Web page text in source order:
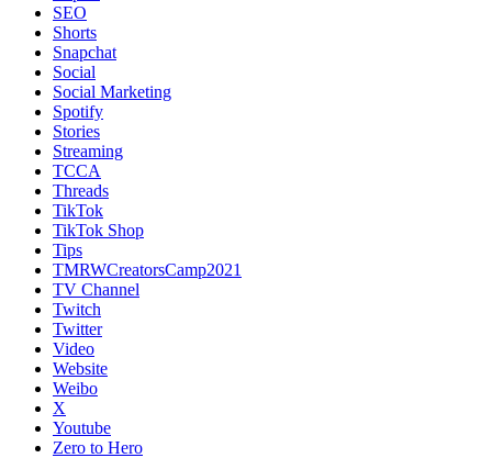
SEO
Shorts
Snapchat
Social
Social Marketing
Spotify
Stories
Streaming
TCCA
Threads
TikTok
TikTok Shop
Tips
TMRWCreatorsCamp2021
TV Channel
Twitch
Twitter
Video
Website
Weibo
X
Youtube
Zero to Hero